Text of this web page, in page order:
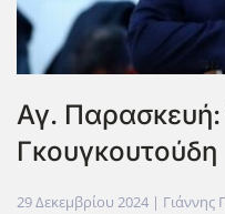
Αγ. Παρασκευή:
Γκουγκουτούδη
29 Δεκεμβρίου 2024 | Γιάννης